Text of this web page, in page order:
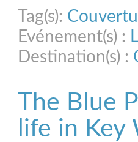
Tag(s):
Evénement(s) :
Destination(s) :
The Blue
life in Key